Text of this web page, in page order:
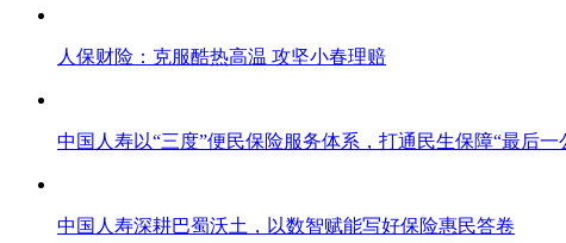
人保财险：克服酷热高温 攻坚小春理赔
中国人寿以“三度”便民保险服务体系，打通民生保障“最后一
中国人寿深耕巴蜀沃土，以数智赋能写好保险惠民答卷